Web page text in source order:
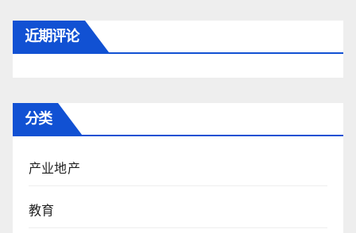
近期评论
分类
产业地产
教育